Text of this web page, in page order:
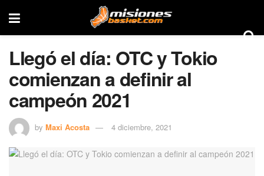
Llegó el día: OTC y Tokio
comienzan a definir al
campeón 2021
by Maxi Acosta 4 diciembre, 2021